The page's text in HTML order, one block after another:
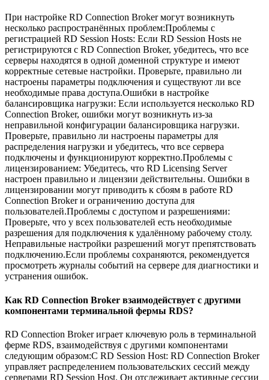
При настройке RD Connection Broker могут возникнуть
несколько распространённых проблем:Проблемы с
регистрацией RD Session Hosts: Если RD Session Hosts не
регистрируются с RD Connection Broker, убедитесь, что все
серверы находятся в одной доменной структуре и имеют
корректные сетевые настройки. Проверьте, правильно ли
настроены параметры подключения и существуют ли все
необходимые права доступа.Ошибки в настройке
балансировщика нагрузки: Если используется несколько RD
Connection Broker, ошибки могут возникнуть из-за
неправильной конфигурации балансировщика нагрузки.
Проверьте, правильно ли настроены параметры для
распределения нагрузки и убедитесь, что все сервера
подключены и функционируют корректно.Проблемы с
лицензированием: Убедитесь, что RD Licensing Server
настроен правильно и лицензии действительны. Ошибки в
лицензировании могут приводить к сбоям в работе RD
Connection Broker и ограничению доступа для
пользователей.Проблемы с доступом и разрешениями:
Проверьте, что у всех пользователей есть необходимые
разрешения для подключения к удалённому рабочему столу.
Неправильные настройки разрешений могут препятствовать
подключению.Если проблемы сохраняются, рекомендуется
просмотреть журналы событий на сервере для диагностики и
устранения ошибок.
Как RD Connection Broker взаимодействует с другими
компонентами терминальной фермы RDS?
RD Connection Broker играет ключевую роль в терминальной
ферме RDS, взаимодействуя с другими компонентами
следующим образом:С RD Session Host: RD Connection Broker
управляет распределением пользовательских сессий между
серверами RD Session Host. Он отслеживает активные сессии